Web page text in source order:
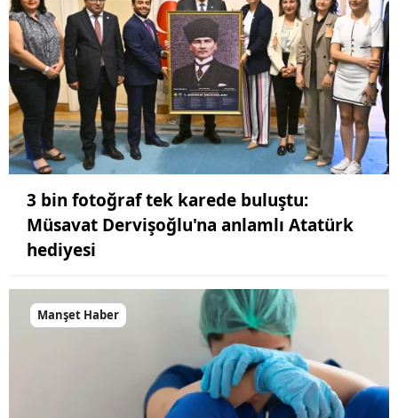
3 bin fotoğraf tek karede buluştu:
Müsavat Dervişoğlu'na anlamlı Atatürk
hediyesi
Manşet Haber